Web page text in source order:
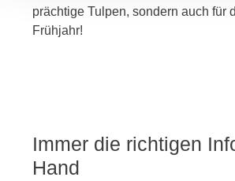
prächtige Tulpen, sondern auch für
Frühjahr!
Immer die richtigen
Hand